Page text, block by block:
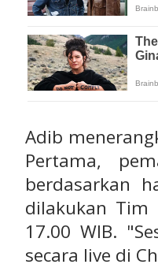
Adib
Pertama,
berdasarkan
dilakukan Tim
17.00 WIB.
secara live di